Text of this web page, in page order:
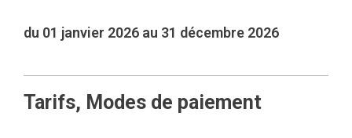
du 01 janvier 2026 au 31 décembre 2026
Tarifs, Modes de paiement